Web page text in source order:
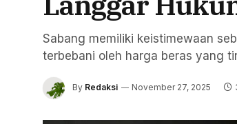
Sabang memiliki keistimewaan
terbebani oleh harga beras yang
By Redaksi November 27, 2025